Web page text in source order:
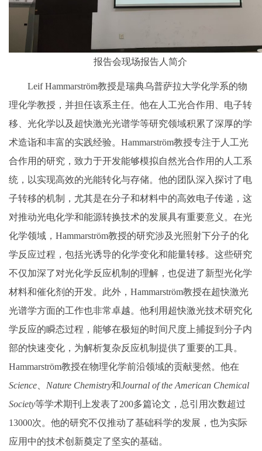
报告会现场报告人简介
Leif Hammarström教授是瑞典乌普萨拉大学化学系的物
理化学教授，并担任该系主任。他在人工光合作用、电子转
移、光化学以及超快激光光谱学等研究领域积累了深厚的学
术造诣和丰富的实践经验。Hammarström教授专注于人工光
合作用的研究，致力于开发能够模拟自然光合作用的人工系
统，以实现高效的光能转化与存储。他的团队深入探讨了电
子转移的机制，尤其是在分子和材料中的高效电子传递，这
对推动光电化学和能源转换技术的发展具有重要意义。在光
化学领域，Hammarström教授的研究涉及光照射下分子的化
学反应过程，包括光诱导的化学变化和能量转移。这些研究
不仅加深了对光化学反应机制的理解，也促进了新型光化学
材料和催化剂的开发。此外，Hammarström教授在超快激光
光谱学方面的工作也非常卓越。他利用超快激光技术研究化
学反应的瞬态过程，能够在极短的时间尺度上捕捉到分子内
部的快速变化，为解析复杂反应机制提供了重要的工具。
Hammarström教授在物理化学前沿领域的贡献斐然。他在
Science
Nature Chemistry和Journal of the American Chemical
Society等学术期刊上发表了200多篇论文，总引用次数超过
13000次。他的研究不仅推动了基础科学的发展，也为实际
应用中的技术创新奠定了坚实的基础。